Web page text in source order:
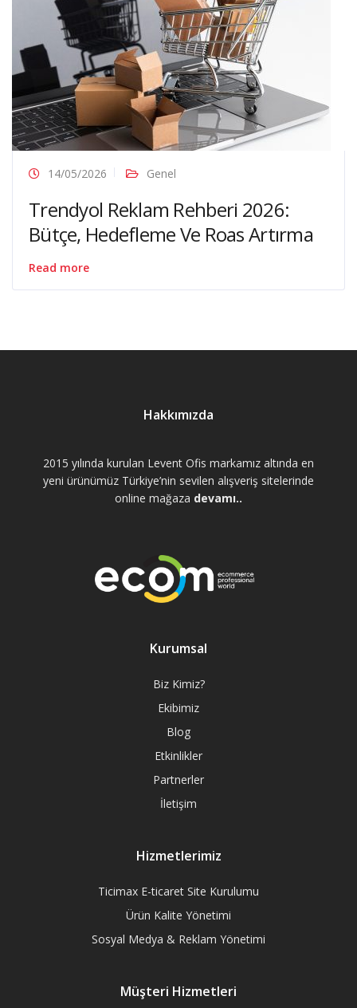
14/05/2026 Genel
Trendyol Reklam Rehberi 2026:
Bütçe, Hedefleme Ve Roas Artırma
Read more
Hakkımızda
2015 yılında kurulan Levent Ofis markamız altında en
yeni ürünümüz Türkiye’nin sevilen alışveriş sitelerinde
online mağaza devamı..
Kurumsal
Biz Kimiz?
Ekibimiz
Blog
Etkinlikler
Partnerler
İletişim
Hizmetlerimiz
Ticimax E-ticaret Site Kurulumu
Ürün Kalite Yönetimi
Sosyal Medya & Reklam Yönetimi
Müşteri Hizmetleri